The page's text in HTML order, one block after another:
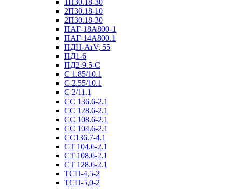
2П30.18-10
2П30.18-30
ПАГ-18А800-1
ПАГ-14А800.1
ПДН-АтV, 55
ПД1-6
ПД2-9.5-С
С 1.85/10.1
С 2.55/10.1
С 2/11.1
СС 136.6-2.1
СС 128.6-2.1
СС 108.6-2.1
СС 104.6-2.1
СС136.7-4.1
СТ 104.6-2.1
СТ 108.6-2.1
СТ 128.6-2.1
ТСП-4,5-2
ТСП-5,0-2